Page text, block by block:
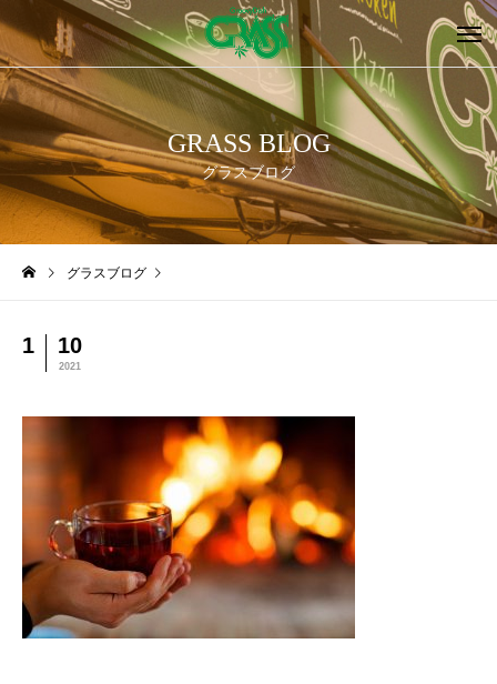
GRASS BLOG
グラスブログ
グラスブログ
1 10
2021